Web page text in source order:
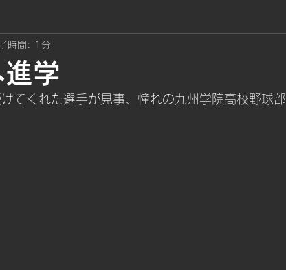
学
時間: 1分
てくれた選手が見事、憧れの九州学院高校野球部